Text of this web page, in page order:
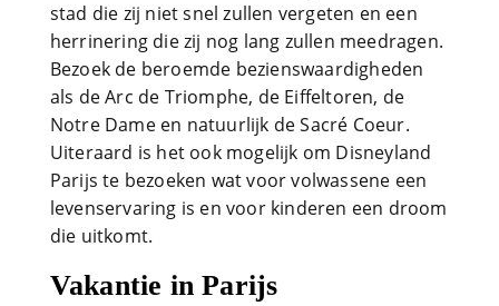
stad die zij niet snel zullen vergeten en een
herrinering die zij nog lang zullen meedragen.
Bezoek de beroemde bezienswaardigheden
als de Arc de Triomphe, de Eiffeltoren, de
Notre Dame en natuurlijk de Sacré Coeur.
Uiteraard is het ook mogelijk om Disneyland
Parijs te bezoeken wat voor volwassene een
levenservaring is en voor kinderen een droom
die uitkomt.
Vakantie in Parijs